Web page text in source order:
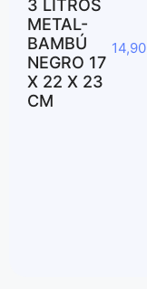
3 LITROS
METAL-
BAMBÚ
NEGRO 17
X 22 X 23
CM
14,90